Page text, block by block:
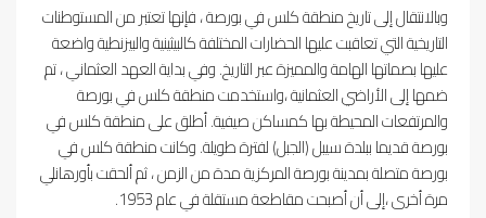
وبالانتقال إلى تاريخ منطقة كلس في بورصة ، فإنها تعتبر من المستوطنات
التاريخية التي تعاقبت عليها الحضارات المختلفة كالبيثينية والبيزنطية واضعة
عليها بصماتها الهامة والمميزة عبر التاريخ. وفي بداية العهد العثماني ، تم
ضمها إلى الأراضي العثمانية ،واستخدمت منطقة كلس في بورصة
والمرتفعات المحيطة بها كمساكن صيفية. أطلق على منطقة كلس في
بورصة قديما ببلدة سيبل (الجبل) لفترة طويلة. وكانت منطقة كلس في
بورصة متصلة بمدينة بورصة المركزية مدة من الزمن ، ثم ألحقت بأورهانلي
مرة أخرى ،إلى أن أصبحت مقاطعة مستقلة في عام 1953.